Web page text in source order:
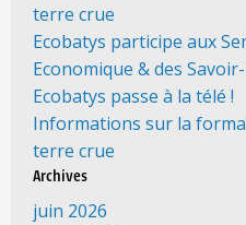
terre crue
Ecobatys participe aux
Economique & des
Ecobatys passe à la télé !
Informations sur la
terre crue
Archives
juin 2026